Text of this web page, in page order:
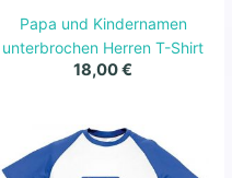
Papa und Kindernamen
unterbrochen Herren T-Shirt
18,00€